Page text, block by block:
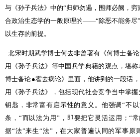
与《孙子兵法》中的“归师勿遏，围师必阙，
合政治生态学的一般原理的——“除恶不能务尽
以生存的前提。
北宋时期武学博士何去非曾著有《何博士备
用《孙子兵法》等中国兵学典籍的观点，堪
博士备论●霍去病论》里面，他讲到的一段话
用《孙子兵法》，包括现代社会竞争当中掌
钥匙，非常富有启示性的意义。他强调“不
条，“而以法为用”，即要把它灵活运用；“
据“法”来生“法”，在大家普遍认同的军事原